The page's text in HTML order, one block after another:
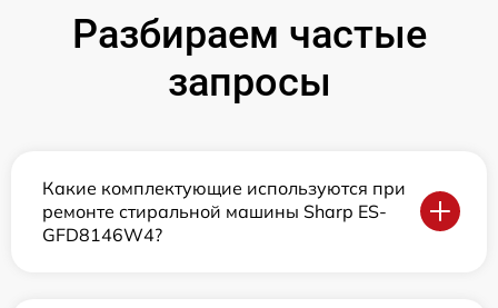
Разбираем частые
запросы
Какие комплектующие используются при
ремонте стиральной машины Sharp ES-
GFD8146W4?